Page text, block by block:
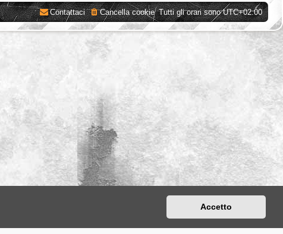
Accetto
Tutti gli orari sonoUTC+02:00
Cancella cookie
Contattaci